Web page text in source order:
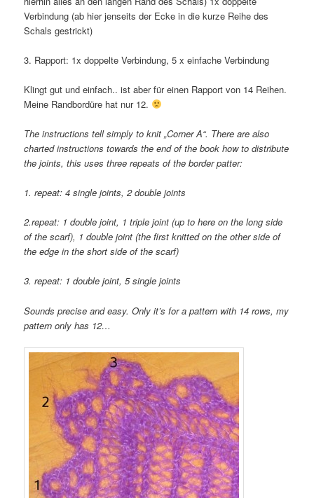
Verbindung (ab hier jenseits der Ecke in die kurze Reihe des
Schals gestrickt)
3. Rapport: 1x doppelte Verbindung, 5 x einfache Verbindung
Klingt gut und einfach.. ist aber für einen Rapport von 14 Reihen.
Meine Randbordüre hat nur 12.
The instructions tell simply to knit „Corner A“. There are also
charted instructions towards the end of the book how to distribute
the joints, this uses three repeats of the border patter:
1. repeat: 4 single joints, 2 double joints
2.repeat: 1 double joint, 1 triple joint (up to here on the long side
of the scarf), 1 double joint (the first knitted on the other side of
the edge in the short side of the scarf)
3. repeat: 1 double joint, 5 single joints
Sounds precise and easy. Only it’s for a pattern with 14 rows, my
pattern only has 12…